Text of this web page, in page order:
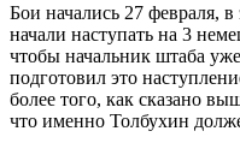
Бои начались 27 февраля,
начали наступать на 3
чтобы начальник штаба
подготовил это
более того, как сказано
что именно Толбухин